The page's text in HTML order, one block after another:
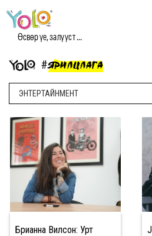
Өсвөр үе, залууст ...
#ЯРИЛЦЛАГА
Брианна Вилсон: Урт